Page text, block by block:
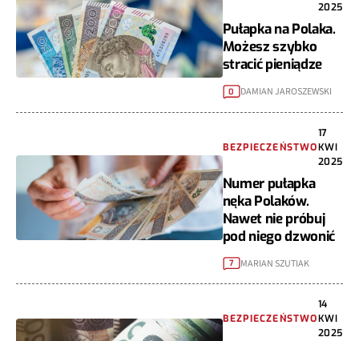
2025
Pułapka na Polaka.
Możesz szybko
stracić pieniądze
0 DAMIAN JAROSZEWSKI
BEZPIECZEŃSTWO
17
KWI
2025
Numer pułapka
nęka Polaków.
Nawet nie próbuj
pod niego dzwonić
7 MARIAN SZUTIAK
BEZPIECZEŃSTWO
14
KWI
2025